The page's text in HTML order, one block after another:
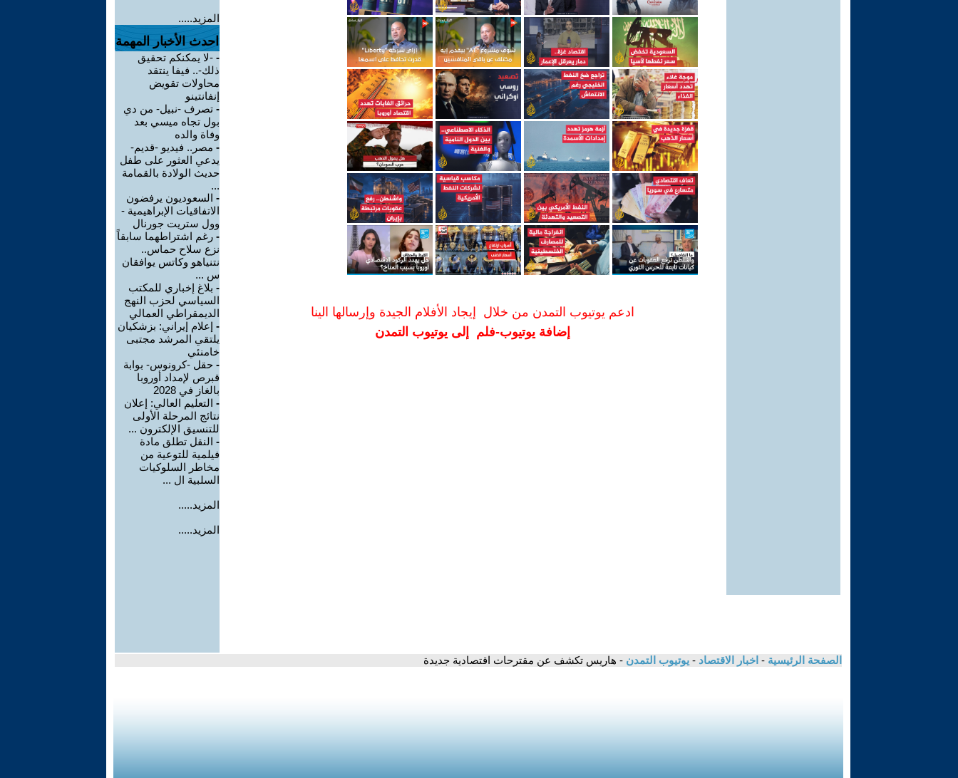
ادعم يوتيوب التمدن من خلال إيجاد الأفلام الجيدة وإرسالها الينا
إضافة يوتيوب-فلم إلى يوتيوب التمدن
المزيد.....
احدث الأخبار المهمة
- -لا يمكنكم تحقيق
ذلك-.. فيفا ينتقد
محاولات تقويض
إنفانتينو
- تصرف -نبيل- من دي
بول تجاه ميسي بعد
وفاة والده
- مصر.. فيديو -قديم-
يدعي العثور على طفل
حديث الولادة بالقمامة
...
- السعوديون يرفضون
الاتفاقيات الإبراهيمية -
وول ستريت جورنال
- رغم اشتراطهما سابقاً
نزع سلاح حماس..
نتنياهو وكاتس يوافقان
س ...
- بلاغ إخباري للمكتب
السياسي لحزب النهج
الديمقراطي العمالي
- إعلام إيراني: بزشكيان
يلتقي المرشد مجتبى
خامنئي
- حقل -كرونوس- بوابة
قبرص لإمداد أوروبا
بالغاز في 2028
- التعليم العالي: إعلان
نتائج المرحلة الأولى
للتنسيق الإلكترون ...
- النقل تطلق مادة
فيلمية للتوعية من
مخاطر السلوكيات
السلبية ال ...
المزيد.....
المزيد.....
الصفحة الرئيسية - اخبار الاقتصاد - يوتيوب التمدن - هاريس تكشف عن مقترحات اقتصادية جديدة